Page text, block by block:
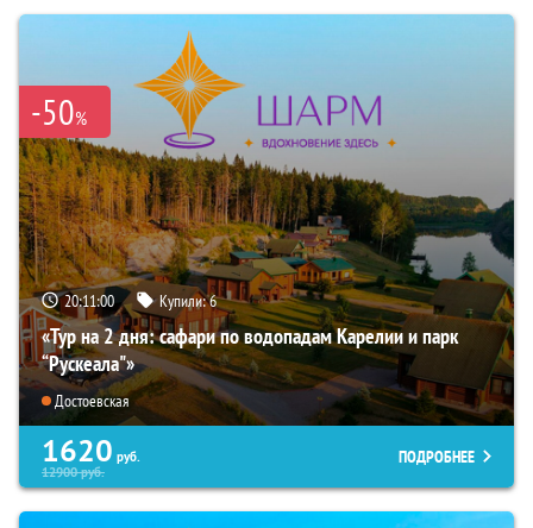
-50%
20:10:59 Купили:6
«Тур на 2 дня: сафари по водопадам Карелии и парк
“Рускеала"»
Достоевская
1620 руб.
12900руб.
ПОДРОБНЕЕ